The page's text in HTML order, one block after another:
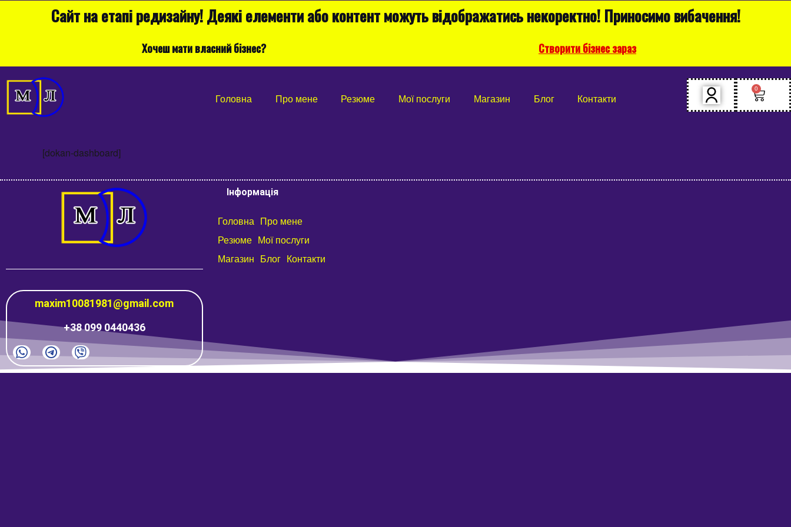
Сайт на етапі редизайну! Деякі елементи або контент можуть відображатись некоректно! Приносимо вибачення!
Хочеш мати власний бізнес? Створити бізнес зараз
Головна Про мене Резюме Мої послуги Магазин Блог Контакти
0
[dokan-dashboard]
maxim10081981@gmail.com
+38 099 0440436
Інформація
Головна Про мене
Резюме Мої послуги
Магазин Блог Контакти